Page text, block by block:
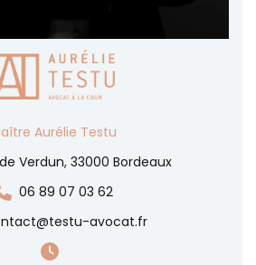
Aurélie Testu
Verdun, 33000 Bordeaux
06 89 07 03 62
avocat.fr